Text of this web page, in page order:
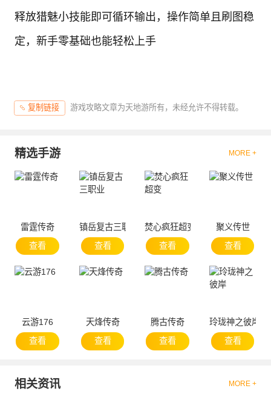
释放猎魅小技能即可循环输出，操作简单且刷图稳
定，新手零基础也能轻松上手
复制链接 游戏攻略文章为天地游所有，未经允许不得转载。
精选手游 MORE +
雷霆传奇
查看
镇岳复古三职业
查看
焚心疯狂超变
查看
聚义传世
查看
云游176
查看
天烽传奇
查看
腾古传奇
查看
玲珑神之彼岸
查看
相关资讯 MORE +